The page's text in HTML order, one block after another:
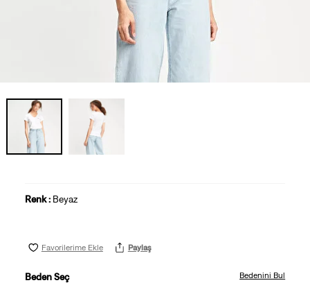
Renk : Beyaz
Favorilerime Ekle Paylaş
Beden Seç Bedenini Bul